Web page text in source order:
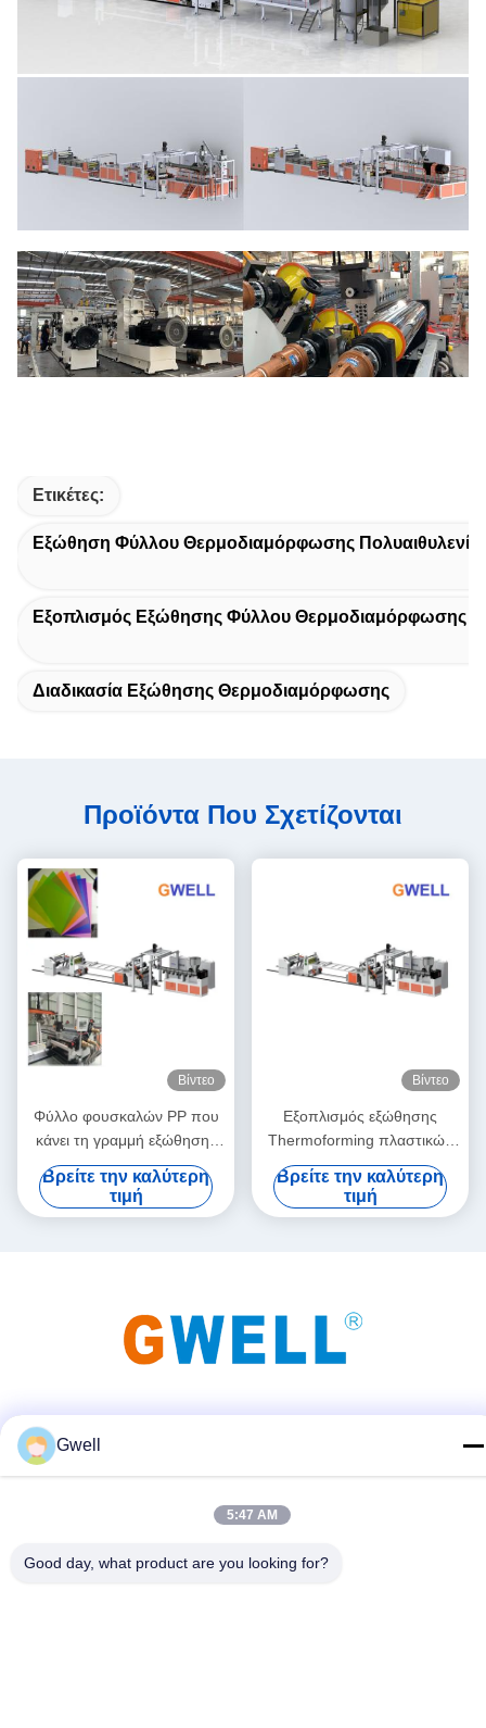
Ετικέτες:
Εξώθηση Φύλλου Θερμοδιαμόρφωσης
Εξοπλισμός Εξώθησης Φύλλου Θερμοδιαμόρφωσης
Διαδικασία Εξώθησης Θερμοδιαμόρφωσης
Προϊόντα Που Σχετίζονται
Βίντεο
Φύλλο φουσκαλών PP που
κάνει τη γραμμή εξώθησης
Thermoforming φύλλων
πολυστυρολίου
πολυπροπυλενίου μηχανών
Βρείτε την καλύτερη
τιμή
Βίντεο
Εξοπλισμός εξώθησης
Thermoforming πλαστικών
εμπορευματοκιβωτίων PP
Βρείτε την καλύτερη
τιμή
Γρήγορη επικοινωνία
Τηλεφώνημα
Gwell
5:47 AM
Good day, what product are you looking for?